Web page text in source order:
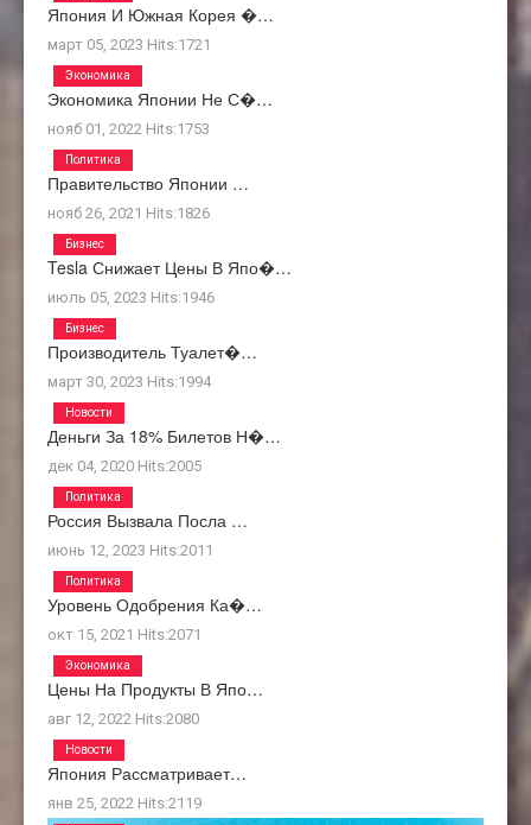
Япония И Южная Корея �…
март 05, 2023 Hits:1721
Экономика Японии Не С�…
нояб 01, 2022 Hits:1753
Экономика
Правительство Японии …
нояб 26, 2021 Hits:1826
Политика
Tesla Снижает Цены В Япо�…
июль 05, 2023 Hits:1946
Бизнес
Производитель Туалет�…
март 30, 2023 Hits:1994
Бизнес
Деньги За 18% Билетов Н�…
дек 04, 2020 Hits:2005
Новости
Россия Вызвала Посла …
июнь 12, 2023 Hits:2011
Политика
Уровень Одобрения Ка�…
окт 15, 2021 Hits:2071
Политика
Цены На Продукты В Япо…
авг 12, 2022 Hits:2080
Экономика
Япония Рассматривает…
янв 25, 2022 Hits:2119
Новости